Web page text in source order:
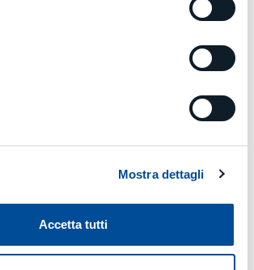
Mostra dettagli
Accetta tutti